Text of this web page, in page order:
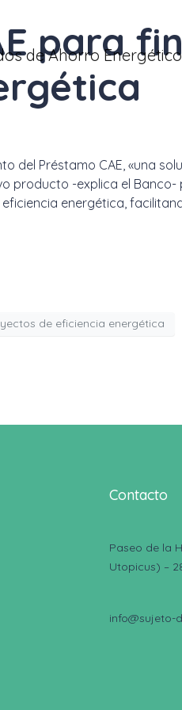
para
del Préstamo CAE, «una
producto -explica el
energética,
de eficiencia energética
Contacto
Paseo de la
Utopicus) –
info@sujeto-